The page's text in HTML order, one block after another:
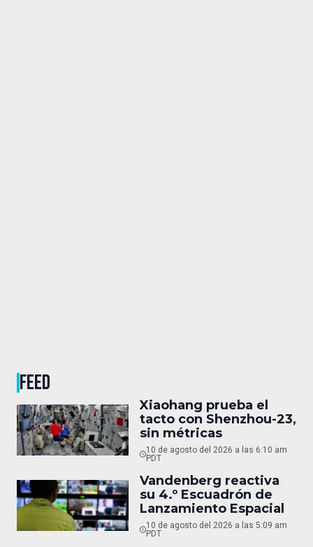
FEED
Xiaohang prueba el
tacto con Shenzhou-23,
sin métricas
10 de agosto del 2026 a las 6:10 am
PDT
Vandenberg reactiva
su 4.º Escuadrón de
Lanzamiento Espacial
10 de agosto del 2026 a las 5:09 am
PDT